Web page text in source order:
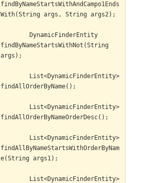
findByNameStartsWithAndCampo1Ends
With(String args, String args2);
DynamicFinderEntity
findByNameStartsWithNot(String
args);
List<DynamicFinderEntity>
findAllOrderByName();
List<DynamicFinderEntity>
findAllOrderByNameOrderDesc();
List<DynamicFinderEntity>
findAllByNameStartsWithOrderByNam
e(String args1);
List<DynamicFinderEntity>